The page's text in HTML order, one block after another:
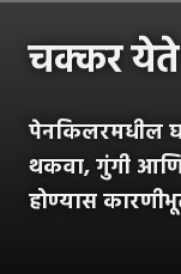
चक्कर येते
पेनकिलरमधील
थकवा, गुंगी आणि
होण्यास